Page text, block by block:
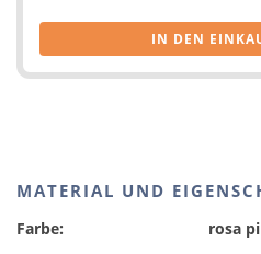
IN DEN
MATERIAL UND
Farbe:
rosa